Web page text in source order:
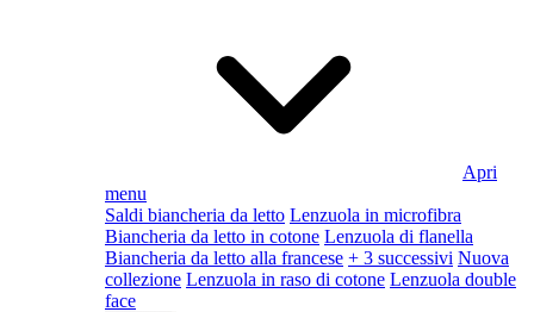
Apri
menu
Saldi biancheria da letto Lenzuola in microfibra
Biancheria da letto in cotone Lenzuola di flanella
Biancheria da letto alla francese + 3 successivi Nuova
collezione Lenzuola in raso di cotone Lenzuola double
face